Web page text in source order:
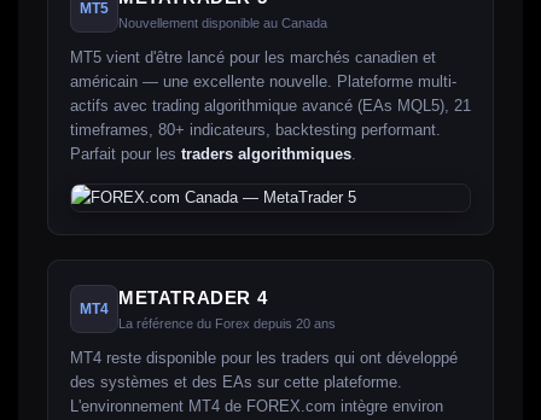
MT5
Nouvellement disponible au Canada
MT5 vient d'être lancé pour les marchés canadien et
américain — une excellente nouvelle. Plateforme multi-
actifs avec trading algorithmique avancé (EAs MQL5), 21
timeframes, 80+ indicateurs, backtesting performant.
Parfait pour les traders algorithmiques.
MT4
METATRADER 4
La référence du Forex depuis 20 ans
MT4 reste disponible pour les traders qui ont développé
des systèmes et des EAs sur cette plateforme.
L'environnement MT4 de FOREX.com intègre environ